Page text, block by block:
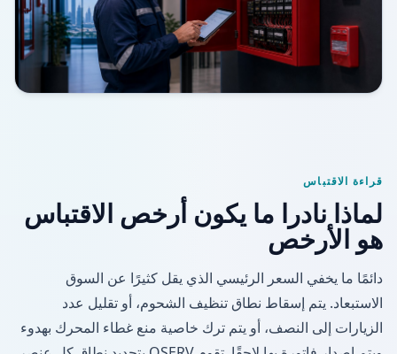
قراءة الاقتباس
لماذا نادرا ما يكون أرخص الاقتباس
هو الأرخص
دائمًا ما يخفي السعر الرئيسي الذي يقل كثيرًا عن السوق
الاستبعاد. يتم إسقاط نطاق تنظيف الشحوم، أو تقليل عدد
الزيارات إلى النصف، أو يتم ترك خاصية منع غطاء المحرك بهدوء